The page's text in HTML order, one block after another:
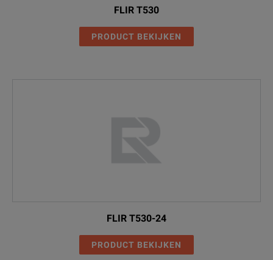
FLIR T530
PRODUCT BEKIJKEN
FLIR T530-24
PRODUCT BEKIJKEN